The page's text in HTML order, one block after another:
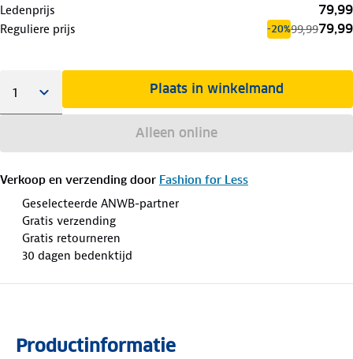
Ledenprijs 79,99
Reguliere prijs -20%99,9979,99
Plaats in winkelmand
Alleen online
Verkoop en verzending door Fashion for Less
Geselecteerde ANWB-partner
Gratis verzending
Gratis retourneren
30 dagen bedenktijd
Productinformatie